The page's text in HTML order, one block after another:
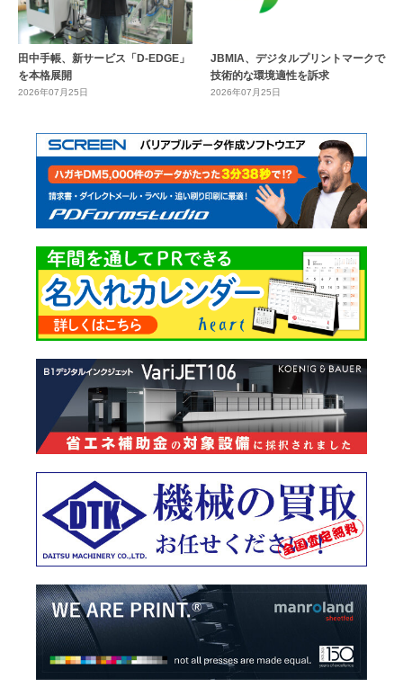
田中手帳、新サービス「D-EDGE」
を本格展開
2026年07月25日
JBMIA、デジタルプリントマークで
技術的な環境適性を訴求
2026年07月25日